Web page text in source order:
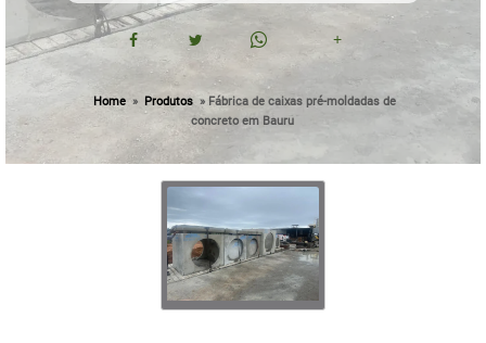
+
Home » Produtos » Fábrica de caixas pré-moldadas de
concreto em Bauru